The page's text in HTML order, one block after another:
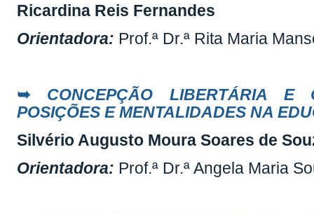
Ricardina Reis Fernandes
Orientadora: Prof.ª Dr.ª Rita Maria
➥
CONCEPÇÃO LIBERTÁRIA E
POSIÇÕES E MENTALIDADES NA
Silvério Augusto Moura Soares de
Orientadora: Prof.ª Dr.ª Angela Maria